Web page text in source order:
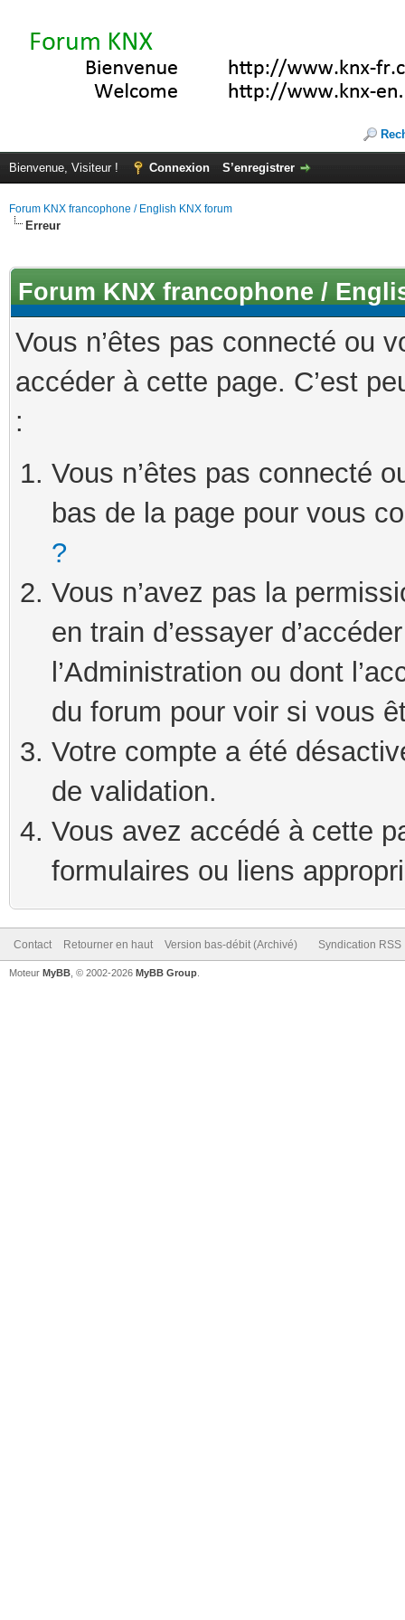
Bienvenue, Visiteur ! Connexion S’enregistrer
Forum KNX francophone / English KNX forum
Erreur
Forum KNX francophone /
Vous n’êtes pas connecté ou
accéder à cette page. C’est
:
Vous n’êtes pas connecté
bas de la page pour vous
?
Vous n’avez pas la
en train d’essayer
l’Administration ou dont
du forum pour voir si vous
Votre compte a été
de validation.
Vous avez accédé à cette
formulaires ou liens
Contact Retourner en haut Version bas-débit (Archivé) Syndication RSS
Moteur MyBB , © 2002-2026 MyBB Group